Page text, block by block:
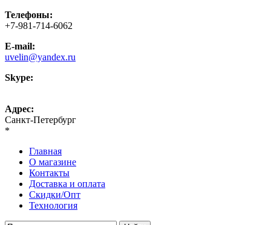
Телефоны:
+7-981-714-6062
E-mail:
uvelin@yandex.ru
Skype:
Адрес:
Санкт-Петербург
*
Главная
О магазине
Контакты
Доставка и оплата
Скидки/Опт
Технология